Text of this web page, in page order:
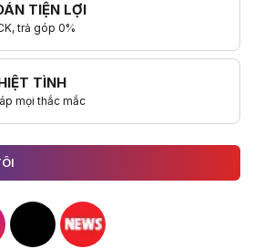
TIỆN LỢI
trả góp 0%
TÌNH
mọi thắc mắc
Instagram
Hacom TikTok